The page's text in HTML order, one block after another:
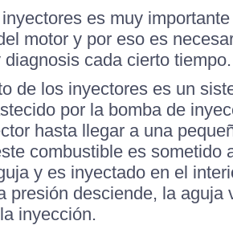
es muy
motor y por eso es
cada cierto tiempo.
de los inyectores es un
por la bomba de
hasta llegar a una
combustible es sometido
y es inyectado en el
presión desciende, la aguja
inyección.